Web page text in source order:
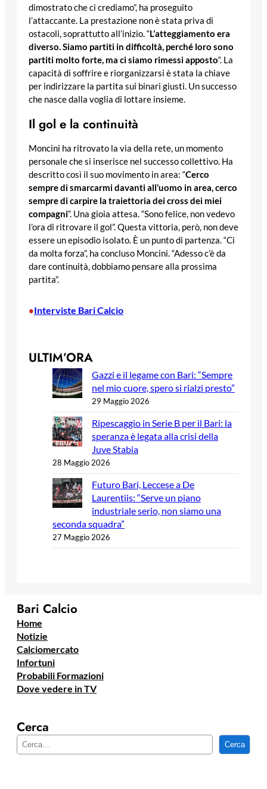
dimostrato che ci crediamo”, ha proseguito
l’attaccante. La prestazione non è stata priva di
ostacoli, soprattutto all’inizio. “L’atteggiamento era
diverso. Siamo partiti in difficoltà, perché loro sono
partiti molto forte, ma ci siamo rimessi apposto“. La
capacità di soffrire e riorganizzarsi è stata la chiave
per indirizzare la partita sui binari giusti. Un successo
che nasce dalla voglia di lottare insieme.
Il gol e la continuità
Moncini ha ritrovato la via della rete, un momento
personale che si inserisce nel successo collettivo. Ha
descritto così il suo movimento in area: “Cerco
sempre di smarcarmi davanti all’uomo in area, cerco
sempre di carpire la traiettoria dei cross dei miei
compagni“. Una gioia attesa. “Sono felice, non vedevo
l’ora di ritrovare il gol”. Questa vittoria, però, non deve
essere un episodio isolato. È un punto di partenza. “Ci
da molta forza”, ha concluso Moncini. “Adesso c’è da
dare continuità, dobbiamo pensare alla prossima
partita”.
•Interviste Bari Calcio
ULTIM’ORA
Gazzi e il legame con Bari: “Sempre
nel mio cuore, spero si rialzi presto”
29 Maggio 2026
Ripescaggio in Serie B per il Bari: la
speranza è legata alla crisi della
Juve Stabia
28 Maggio 2026
Futuro Bari, Leccese a De
Laurentiis: “Serve un piano
industriale serio, non siamo una
seconda squadra”
27 Maggio 2026
Bari Calcio
Home
Notizie
Calciomercato
Infortuni
Probabili Formazioni
Dove vedere in TV
Cerca
e
Cerca